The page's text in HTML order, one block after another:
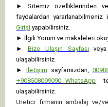
►
Sitemiz özelliklerinden
faydalardan yararlanabilmeniz
Girişi yapabilirsiniz.
► İlgili Yorum ve makaleleri
►
Bize Ulaşın Sayfası veya
ulaşabilirsiniz.
►
İletişim sayfamızdan,
+908508099090 WhatsApp
ulaşabilirsiniz.
Üretici firmanın ambalaj ve/